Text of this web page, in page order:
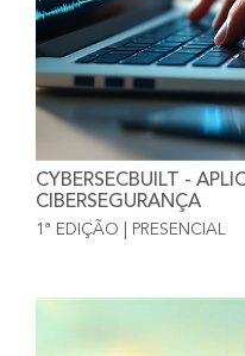
CYBERSECBUILT -
CIBERSEGURANÇA
1ª EDIÇÃO | PRESENCIAL